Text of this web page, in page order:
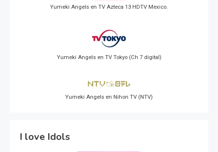
Yumeki Angels en TV Azteca 13 HDTV Mexico.
Yumeki Angels en TV Tokyo (Ch 7 digital)
Yumeki Angels en Nihon TV (NTV)
I love Idols